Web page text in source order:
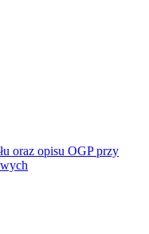
oraz opisu OGP przy